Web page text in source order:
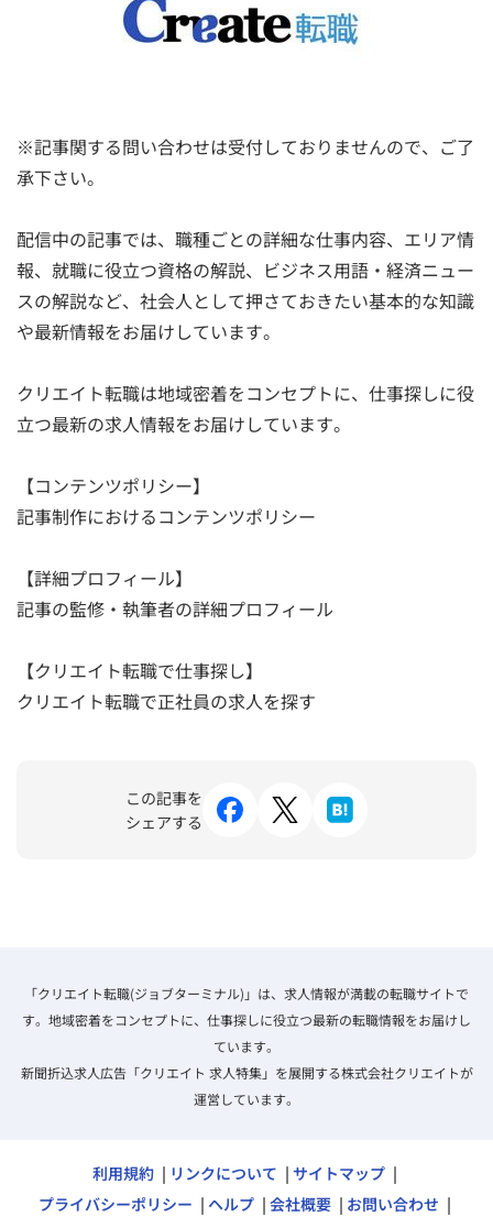
※記事関する問い合わせは受付しておりませんので、ご了
承下さい。
配信中の記事では、職種ごとの詳細な仕事内容、エリア情
報、就職に役立つ資格の解説、ビジネス用語・経済ニュー
スの解説など、社会人として押さておきたい基本的な知識
や最新情報をお届けしています。
クリエイト転職は地域密着をコンセプトに、仕事探しに役
立つ最新の求人情報をお届けしています。
【コンテンツポリシー】
記事制作におけるコンテンツポリシー
【詳細プロフィール】
記事の監修・執筆者の詳細プロフィール
【クリエイト転職で仕事探し】
クリエイト転職で正社員の求人を探す
この記事を
シェアする
「クリエイト転職(ジョブターミナル)」は、求人情報が満載の転職サイトで
す。地域密着をコンセプトに、仕事探しに役立つ最新の転職情報をお届けし
ています。
新聞折込求人広告「クリエイト 求人特集」を展開する株式会社クリエイトが
運営しています。
利用規約 リンクについて
サイトマップ
プライバシーポリシー
ヘルプ 会社概要 お問い合わせ